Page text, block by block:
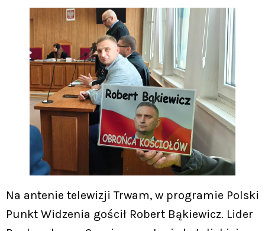
Na antenie telewizji Trwam, w programie Polski
Punkt Widzenia gościł Robert Bąkiewicz. Lider